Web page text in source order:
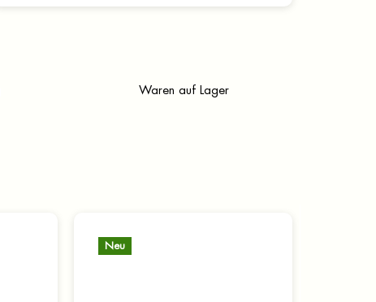
Waren auf Lager
Neu